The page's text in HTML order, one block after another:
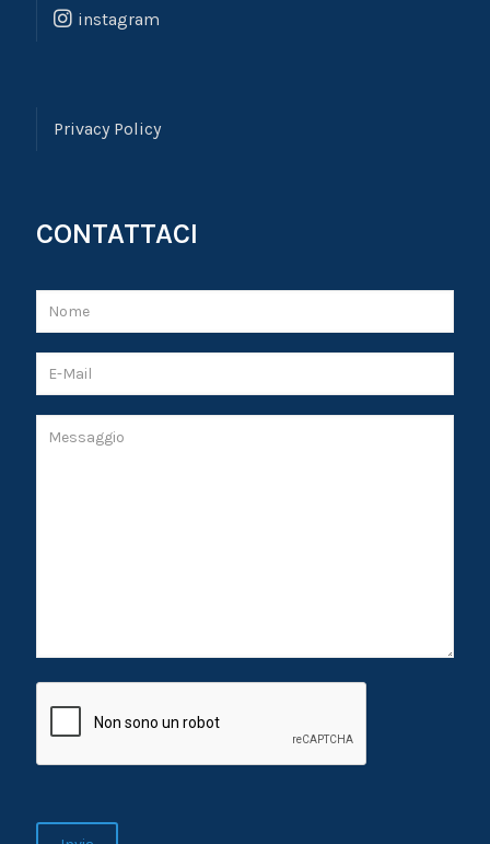
instagram
Privacy Policy
CONTATTACI